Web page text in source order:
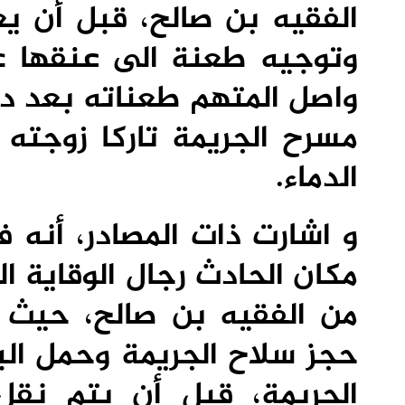
الفقيه بن صالح، قبل أن
وتوجيه طعنة الى
واصل المتهم طعناته بعد
مسرح الجريمة تاركا
الدماء.
و اشارت ذات المصادر،
مكان الحادث رجال
من الفقيه بن صالح، حيث
حجز سلاح الجريمة وحمل